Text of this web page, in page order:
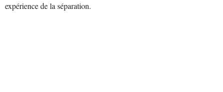
expérience de la séparation.